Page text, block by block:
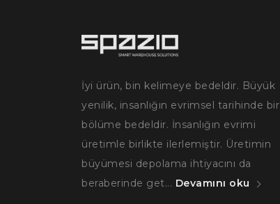
İyi ürün, bin kelimeye bedeldir. Büyük
yenilik, insanlığın evrimsel tarihinde bir
bölüme bedeldir. İnsanlığın evrimi
üretimle birlikte ilerlemiştir. Üretimin
büyümesi depolama ihtiyacını da
beraberinde get... Devamını oku